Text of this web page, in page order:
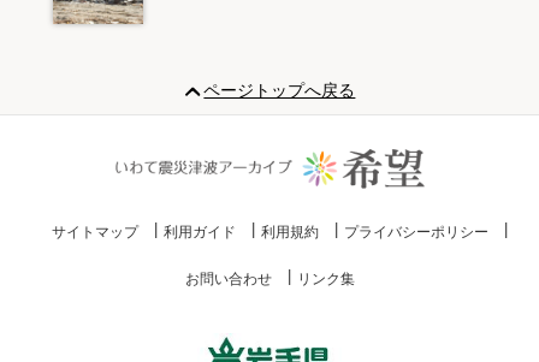
1
ページトップへ戻る
サイトマップ 利用ガイド 利用規約 プライバシーポリシー
お問い合わせ リンク集